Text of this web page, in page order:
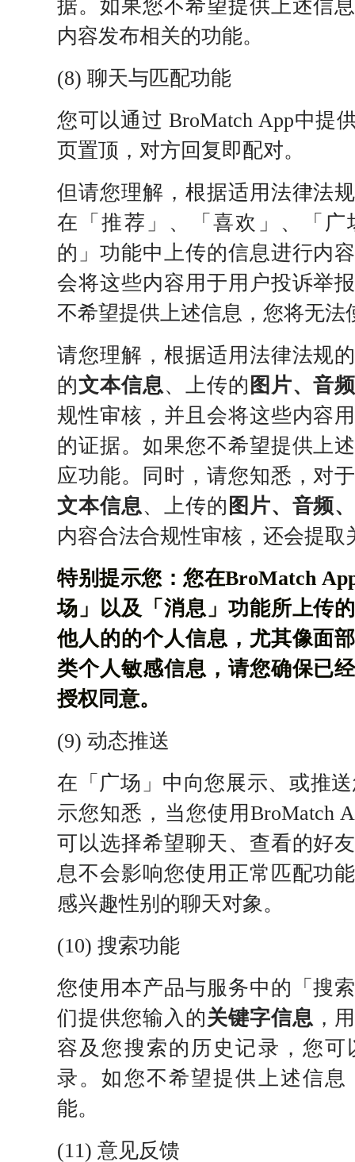
据。如果您不希望提供上述信
内容发布相关的功能。
(8) 聊天与匹配功能
您可以通过 BroMatch App中提
页置顶，对方回复即配对。
但请您理解，根据适用法律法
在「推荐」、「喜欢」、「
的」功能中上传的信息进行内
会将这些内容用于用户投诉举
不希望提供上述信息，您将无法
请您理解，根据适用法律法规
的文本信息、上传的 图片、音
规性审核，并且会将这些内容
的证据。如果您不希望提供上
应功能。同时，请您知悉，对
文本信息、上传的 图片、音频
内容合法合规性审核，还会提取
特别提示您：您在BroMatch
场」以及「消息」功能所上传
他人的的个人信息，尤其像面
类个人敏感信息，请您确保已
授权同意。
(9) 动态推送
在「广场」中向您展示、或推
示您知悉，当您使用BroMatch
可以选择希望聊天、查看的好
息不会影响您使用正常匹配功
感兴趣性别的聊天对象。
(10) 搜索功能
您使用本产品与服务中的「搜
们提供您输入的关键字信息 ，
容及您搜索的历史记录，您
录。如您不希望提供上述信
能。
(11) 意见反馈